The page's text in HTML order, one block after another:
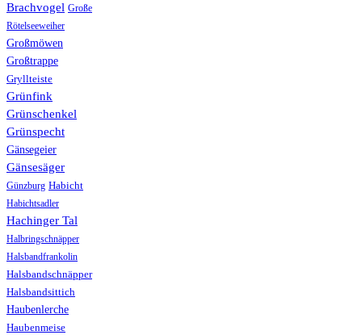
Brachvogel Große
Rötelseeweiher
Großmöwen
Großtrappe
Gryllteiste
Grünfink
Grünschenkel
Grünspecht
Gänsegeier
Gänsesäger
Günzburg Habicht
Habichtsadler
Hachinger Tal
Halbringschnäpper
Halsbandfrankolin
Halsbandschnäpper
Halsbandsittich
Haubenlerche
Haubenmeise